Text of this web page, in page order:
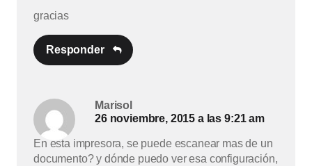
gracias
Responder
Marisol
26 noviembre, 2015 a las 9:21 am
En esta impresora, se puede escanear mas de un
documento? y dónde puedo ver esa configuración,